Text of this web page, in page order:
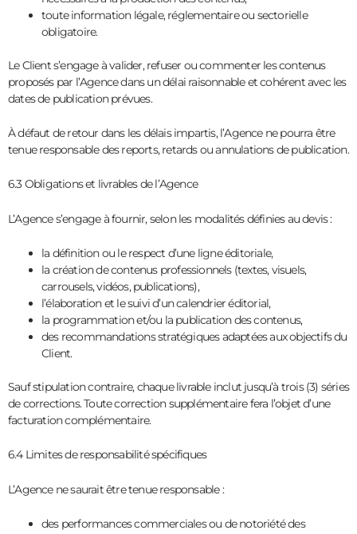
toute information légale, réglementaire ou sectorielle
obligatoire.
Le Client s’engage à valider, refuser ou commenter les contenus
proposés par l’Agence dans un délai raisonnable et cohérent avec les
dates de publication prévues.
À défaut de retour dans les délais impartis, l’Agence ne pourra être
tenue responsable des reports, retards ou annulations de publication.
6.3 Obligations et livrables de l’Agence
L’Agence s’engage à fournir, selon les modalités définies au devis :
la définition ou le respect d’une ligne éditoriale,
la création de contenus professionnels (textes, visuels,
carrousels, vidéos, publications),
l’élaboration et le suivi d’un calendrier éditorial,
la programmation et/ou la publication des contenus,
des recommandations stratégiques adaptées aux objectifs du
Client.
Sauf stipulation contraire, chaque livrable inclut jusqu’à trois (3) séries
de corrections. Toute correction supplémentaire fera l’objet d’une
facturation complémentaire.
6.4 Limites de responsabilité spécifiques
L’Agence ne saurait être tenue responsable :
des performances commerciales ou de notoriété des